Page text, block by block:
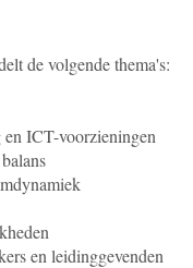
de volgende thema's:
ICT-voorzieningen
en leidinggevenden